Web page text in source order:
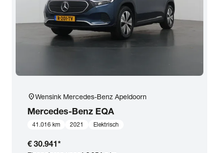
Carrosserie
Basiskleur
Aantal deuren
location_onWensink Mercedes-Benz Apeldoorn
Mercedes-Benz EQA
41.016 km 2021 Elektrisch
€ 30.941*